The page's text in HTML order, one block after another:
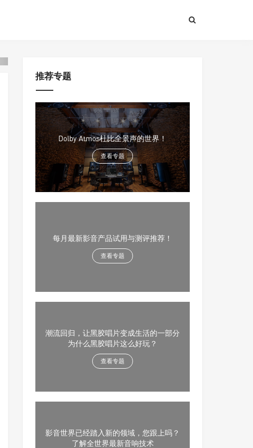
推荐专题
Dolby Atmos杜比全景声的世界！
查看专题
每月最新影音产品试用与测评推荐！
查看专题
潮流回归，让黑胶唱片变成生活的一部分
为什么黑胶唱片这么好玩？
查看专题
影音世界已经踏入新的领域，您跟上吗？
了解全世界最新音响技术